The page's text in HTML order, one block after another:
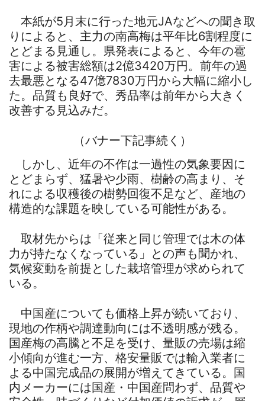
本紙が5月末に行った地元JAなどへの聞き取
りによると、主力の南高梅は平年比6割程度に
とどまる見通し。県発表によると、今年の雹
害による被害総額は2億3420万円。前年の過
去最悪となる47億7830万円から大幅に縮小し
た。品質も良好で、秀品率は前年から大きく
改善する見込みだ。
（バナー下記事続く）
しかし、近年の不作は一過性の気象要因に
とどまらず、猛暑や少雨、樹齢の高まり、そ
れによる収穫後の樹勢回復不足など、産地の
構造的な課題を映している可能性がある。
取材先からは「従来と同じ管理では木の体
力が持たなくなっている」との声も聞かれ、
気候変動を前提とした栽培管理が求められて
いる。
中国産についても価格上昇が続いており、
現地の作柄や調達動向には不透明感が残る。
国産梅の高騰と不足を受け、量販の売場は縮
小傾向が進む一方、格安量販では輸入業者に
よる中国完成品の展開が増えてきている。国
内メーカーには国産・中国産問わず、品質や